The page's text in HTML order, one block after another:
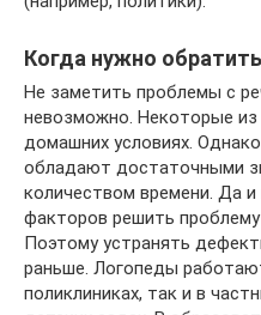
Когда нужно
Не заметить проблемы с
невозможно. Некоторые из
домашних условиях.
обладают достаточными
количеством времени. Да
факторов решить
Поэтому устранять
раньше. Логопеды
поликлиниках, так и в